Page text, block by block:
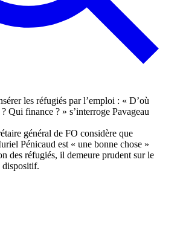
général de FO considère que
Pénicaud est « une bonne chose »
des réfugiés, il demeure prudent sur le
dispositif.